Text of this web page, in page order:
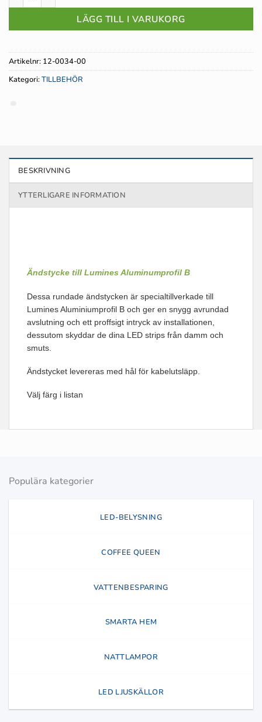
LÄGG TILL I VARUKORG
Artikelnr: 12-0034-00
Kategori:TILLBEHÖR
BESKRIVNING
YTTERLIGARE INFORMATION
Ändstycke till Lumines Aluminumprofil B
Dessa rundade ändstycken är specialtillverkade till
Lumines Aluminiumprofil B och ger en snygg avrundad
avslutning och ett proffsigt intryck av installationen,
dessutom skyddar de dina LED strips från damm och
smuts.
Ändstycket levereras med hål för kabelutsläpp.
Välj färg i listan
Populära kategorier
LED-BELYSNING
COFFEE QUEEN
VATTENBESPARING
SMARTA HEM
NATTLAMPOR
LED LJUSKÄLLOR